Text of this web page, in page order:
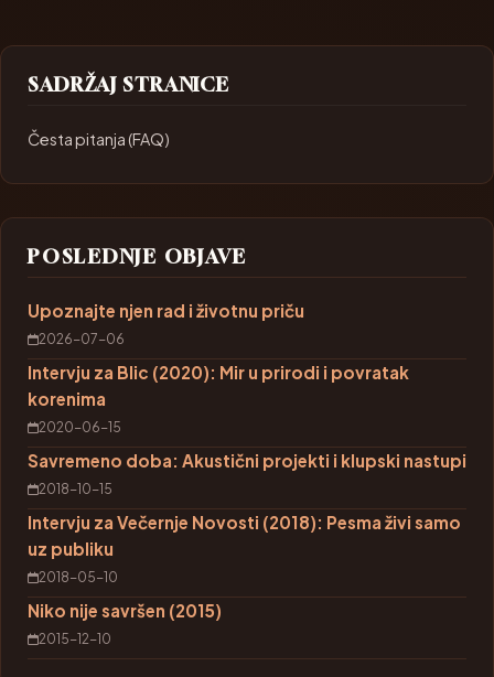
SADRŽAJ STRANICE
Česta pitanja (FAQ)
POSLEDNJE OBJAVE
Upoznajte njen rad i životnu priču
2026-07-06
Intervju za Blic (2020): Mir u prirodi i povratak
korenima
2020-06-15
Savremeno doba: Akustični projekti i klupski nastupi
2018-10-15
Intervju za Večernje Novosti (2018): Pesma živi samo
uz publiku
2018-05-10
Niko nije savršen (2015)
2015-12-10